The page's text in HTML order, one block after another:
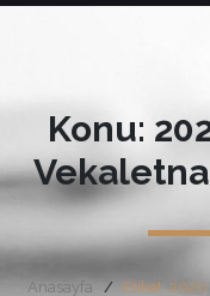
Konu:
Anasayfa Etiket: